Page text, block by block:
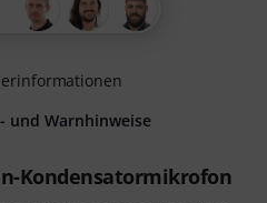
Kondensatormikrofon
und Warnhinweise